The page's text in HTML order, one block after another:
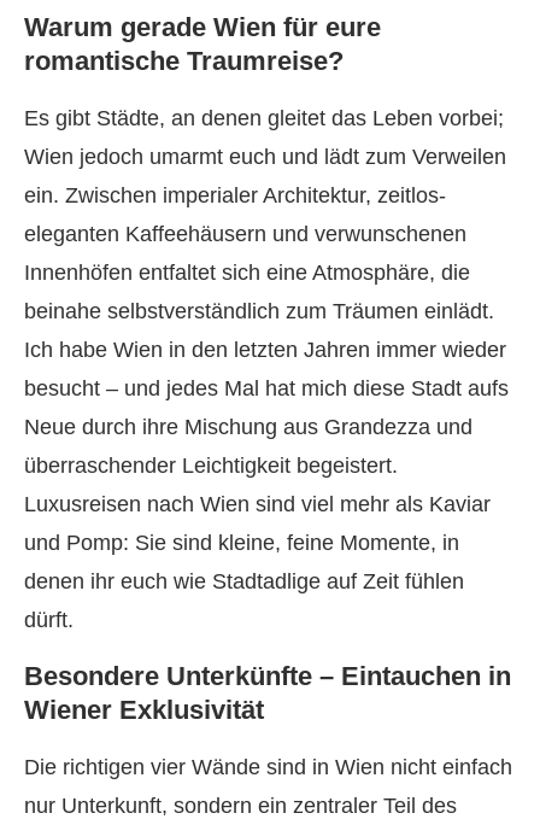
Warum gerade Wien für eure
romantische Traumreise?
Es gibt Städte, an denen gleitet das Leben vorbei;
Wien jedoch umarmt euch und lädt zum Verweilen
ein. Zwischen imperialer Architektur, zeitlos-
eleganten Kaffeehäusern und verwunschenen
Innenhöfen entfaltet sich eine Atmosphäre, die
beinahe selbstverständlich zum Träumen einlädt.
Ich habe Wien in den letzten Jahren immer wieder
besucht – und jedes Mal hat mich diese Stadt aufs
Neue durch ihre Mischung aus Grandezza und
überraschender Leichtigkeit begeistert.
Luxusreisen nach Wien sind viel mehr als Kaviar
und Pomp: Sie sind kleine, feine Momente, in
denen ihr euch wie Stadtadlige auf Zeit fühlen
dürft.
Besondere Unterkünfte – Eintauchen in
Wiener Exklusivität
Die richtigen vier Wände sind in Wien nicht einfach
nur Unterkunft, sondern ein zentraler Teil des